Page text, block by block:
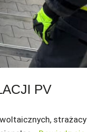
PV
strażacy